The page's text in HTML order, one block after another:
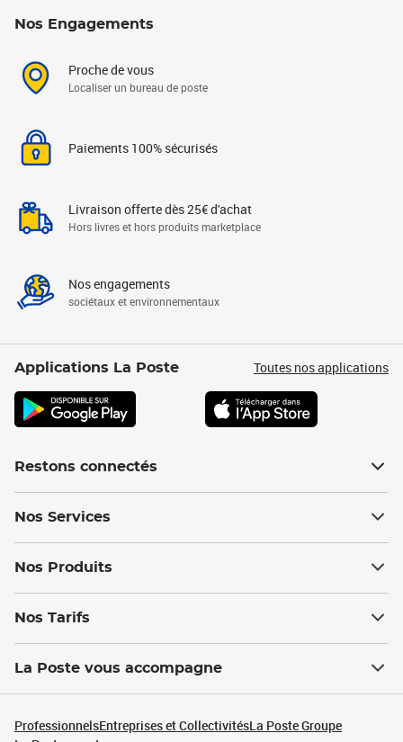
Nos Engagements
Proche de vous
Localiser un bureau de poste
Paiements 100% sécurisés
Livraison offerte dès 25€ d'achat
Hors livres et hors produits marketplace
Nos engagements
sociétaux et environnementaux
Applications La Poste Toutes nos applications
Restons connectés
Nos Services
Nos Produits
Nos Tarifs
La Poste vous accompagne
ProfessionnelsEntreprises et CollectivitésLa Poste Groupe